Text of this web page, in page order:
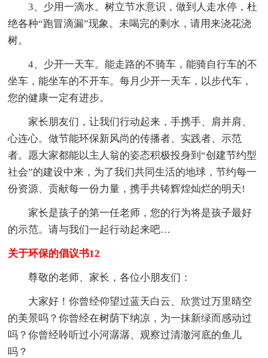
3、少用一滴水。树立节水意识，做到人走水停，杜
绝各种“跑冒滴漏”现象。未喝完的剩水，请用来浇花浇
树。
4、少开一天车。能走路的不骑车，能骑自行车的不
坐车，能坐车的不开车。每月少开一天车，以步代车，
您的健康一定有进步。
家长朋友们，让我们行动起来，手携手、肩并肩、
心连心。做节能环保新风尚的传播者、实践者、示范
者。愿大家都能以主人翁的姿态积极投身到“创建节约型
社会”的建设中来，为了我们共同生活的地球，节约每一
份资源、贡献每一份力量，携手共铸辉煌灿烂的明天!
家长是孩子的第一任老师，您的行为将是孩子最好
的示范。请与我们一起行动起来吧…
关于环保的倡议书12
尊敬的老师、家长，各位小朋友们：
大家好！你曾经仰望过蓝天白云、欣赏过万里晴空
的美景吗？你曾经在树荫下纳凉，为一抹新绿而感动过
吗？你曾经聆听过小河潺潺、观察过清澈河底的鱼儿
吗？